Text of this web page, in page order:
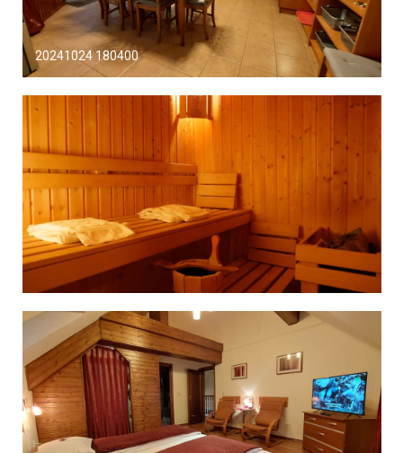
20241024 180400